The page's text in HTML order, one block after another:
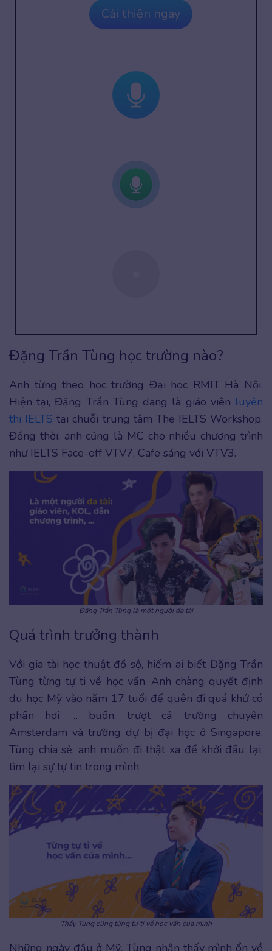
Cải thiện ngay
Đặng Trần Tùng học trường nào?
Anh từng theo học trường Đại học RMIT Hà Nội.
Hiện tại, Đặng Trần Tùng đang là giáo viên luyện
thi IELTS tại chuỗi trung tâm The IELTS Workshop.
Đồng thời, anh cũng là MC cho nhiều chương trình
như IELTS Face-off VTV7, Cafe sáng với VTV3.
Đặng Trần Tùng là một người đa tài
Quá trình trưởng thành
Với gia tài học thuật đồ sộ, hiếm ai biết Đặng Trần
Tùng từng tự ti về học vấn. Anh chàng quyết định
du học Mỹ vào năm 17 tuổi để quên đi quá khứ có
phần hơi … buồn: trượt cả trường chuyên
Amsterdam và trường dự bị đại học ở Singapore.
Tùng chia sẻ, anh muốn đi thật xa để khởi đầu lại,
tìm lại sự tự tin trong mình.
Thầy Tùng cũng từng tự ti về học vấn của mình